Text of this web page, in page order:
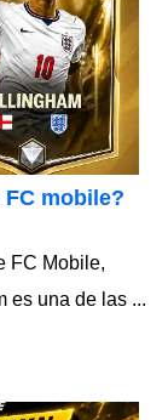
mobile?
FC Mobile,
es una de las ...